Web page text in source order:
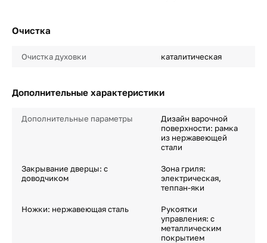
Очистка
Очистка духовки каталитическая
Дополнительные характеристики
Дополнительные параметры
Дизайн варочной
поверхности: рамка
из нержавеющей
стали
Закрывание дверцы: с
доводчиком
Зона гриля:
электрическая,
теппан-яки
Ножки: нержавеющая сталь
Рукоятки
управления: с
металлическим
покрытием